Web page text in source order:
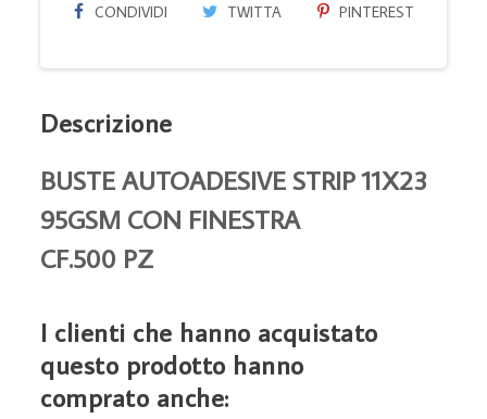
CONDIVIDI TWITTA PINTEREST
Descrizione
BUSTE AUTOADESIVE STRIP 11X23
95GSM CON FINESTRA
CF.500 PZ
I clienti che hanno acquistato
questo prodotto hanno
comprato anche: